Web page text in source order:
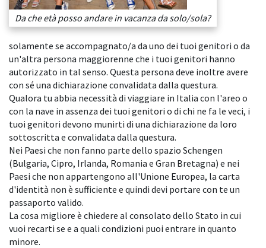
Da che età posso andare in vacanza da solo/sola?
solamente se accompagnato/a da uno dei tuoi genitori o da
un'altra persona maggiorenne che i tuoi genitori hanno
autorizzato in tal senso. Questa persona deve inoltre avere
con sé una dichiarazione convalidata dalla questura.
Qualora tu abbia necessità di viaggiare in Italia con l'areo o
con la nave in assenza dei tuoi genitori o di chi ne fa le veci, i
tuoi genitori devono munirti di una dichiarazione da loro
sottoscritta e convalidata dalla questura.
Nei Paesi che non fanno parte dello spazio Schengen
(Bulgaria, Cipro, Irlanda, Romania e Gran Bretagna) e nei
Paesi che non appartengono all'Unione Europea, la carta
d'identità non è sufficiente e quindi devi portare con te un
passaporto valido.
La cosa migliore è chiedere al consolato dello Stato in cui
vuoi recarti se e a quali condizioni puoi entrare in quanto
minore.